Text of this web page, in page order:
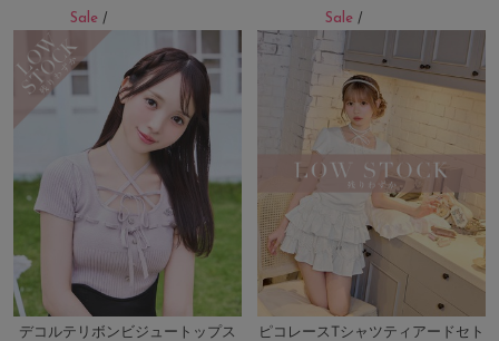
Sale /
デコルテリボンビジュートップス
Sale/
ピコレースTシャツティアードセト